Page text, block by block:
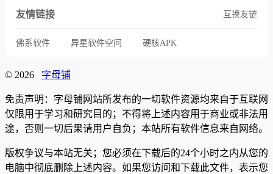
友情链接 互换友链
佛系软件 异星软件空间 硬核APK
© 2026 字母铺
免责声明：字母铺网站所发布的一切软件资源均来自于互联网
仅限用于学习和研究目的；不得将上述内容用于商业或非法用
途，否则一切后果请用户自负；本站所有软件信息来自网络。
版权争议与本站无关；您必须在下载后的24个小时之内从您的
电脑中彻底删除上述内容。如果您访问和下载此文件，表示您